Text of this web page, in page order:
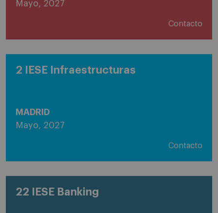
Mayo, 2027
Contacto
2 IESE Infraestructuras
MADRID
Mayo, 2027
Contacto
22 IESE Banking